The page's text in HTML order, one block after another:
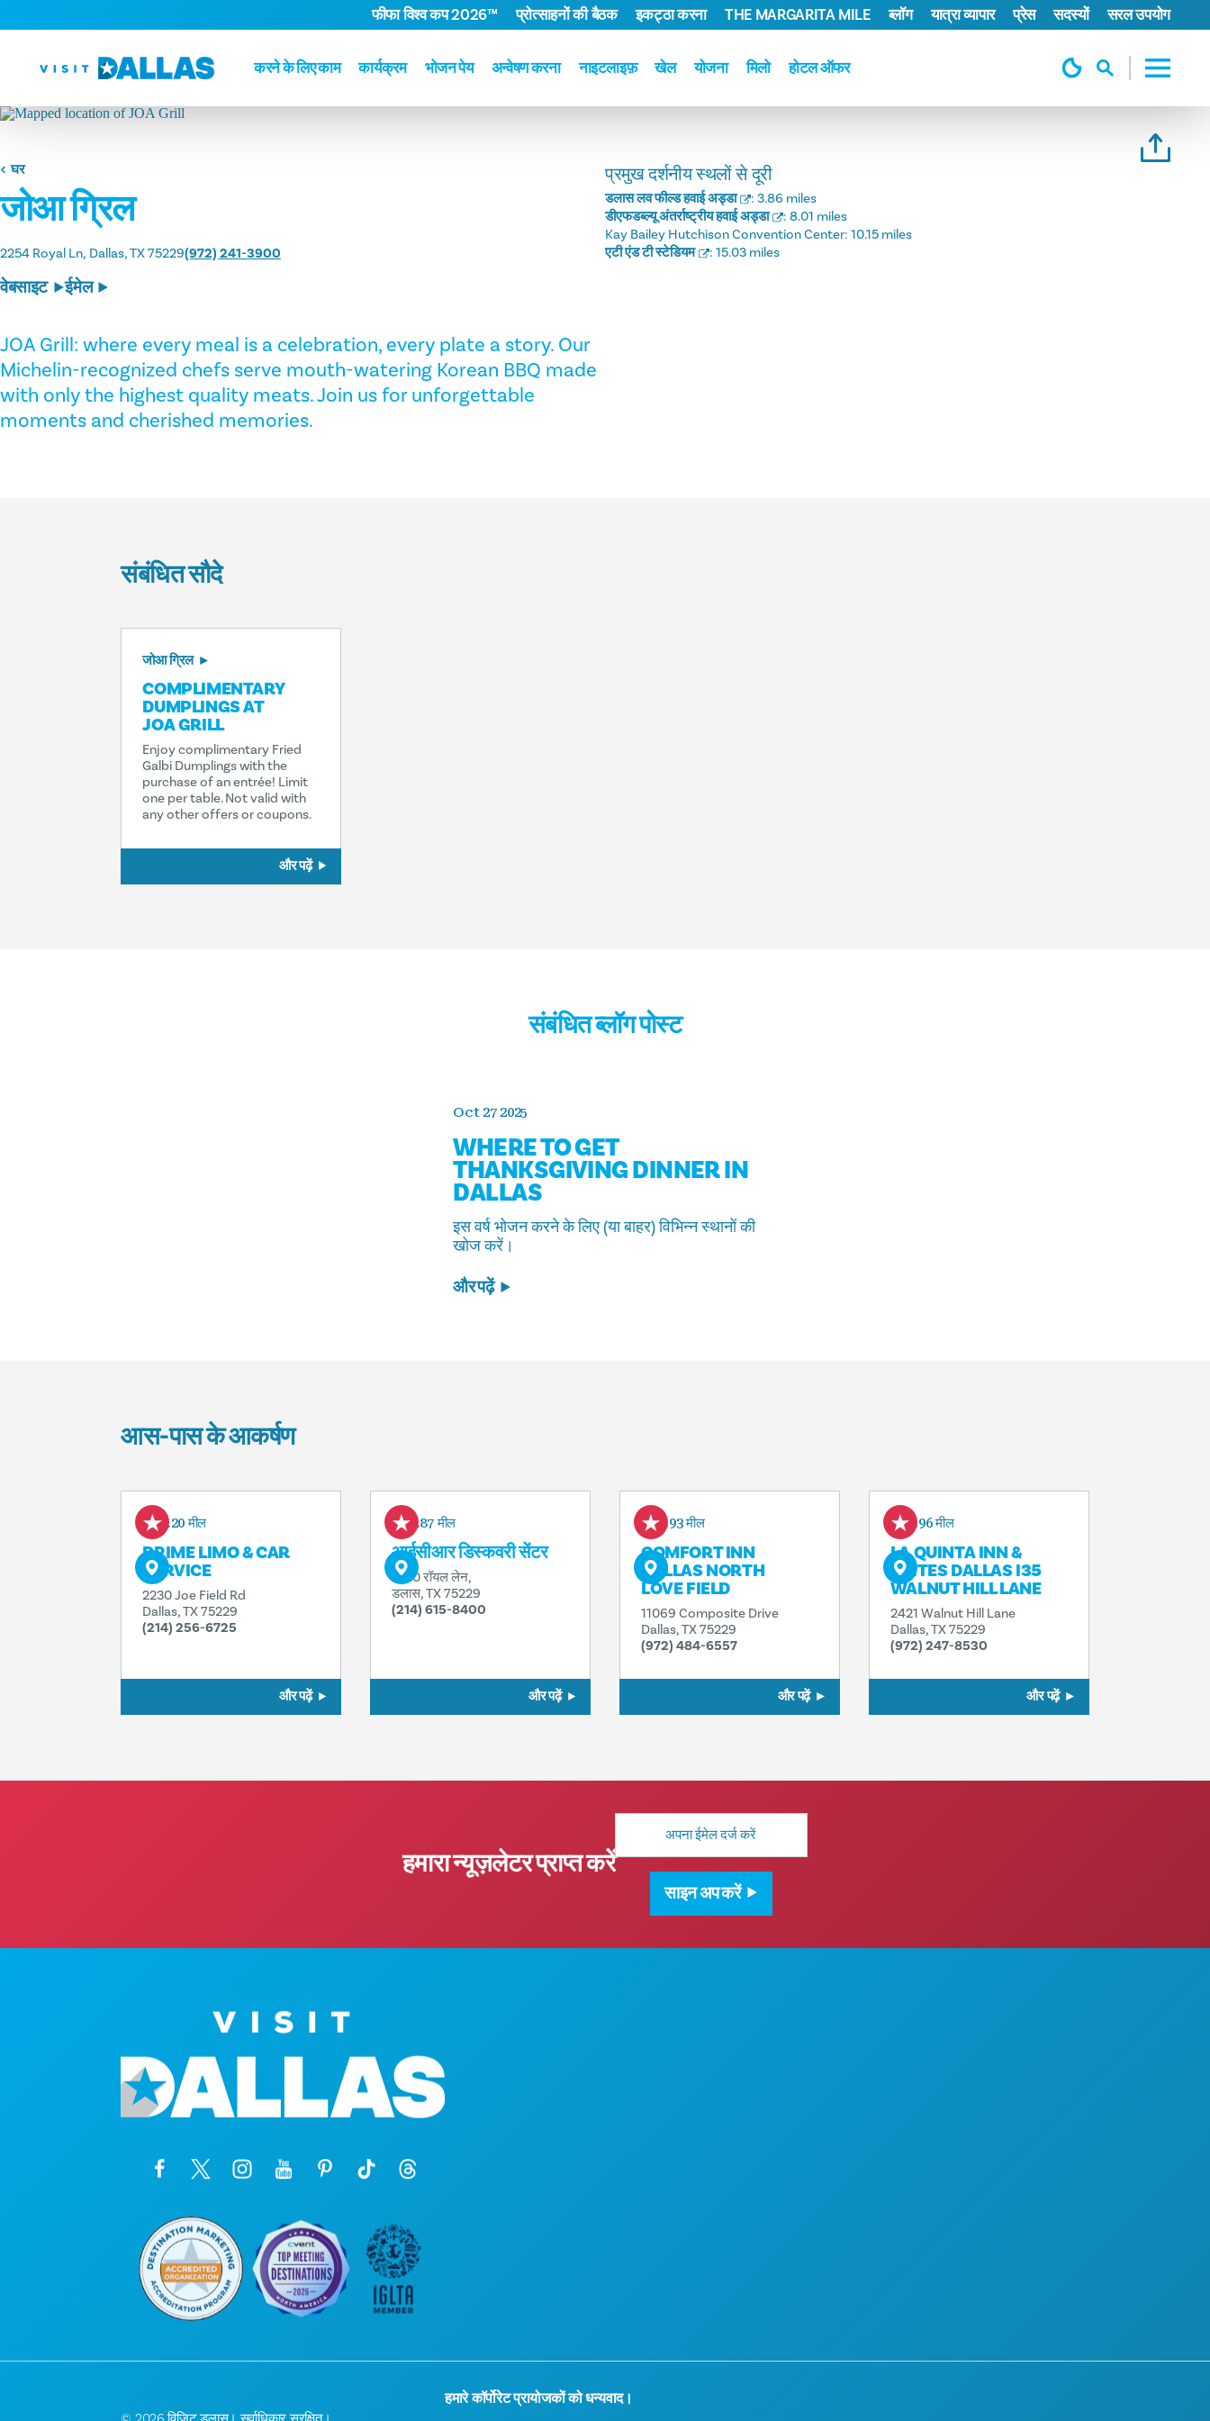
सामग्री पर जाएं
करने के लिए काम कार्यक्रम भोजन पेय अन्वेषण करना नाइटलाइफ़ खेल योजना मिलो होटल ऑफर
फीफा विश्व कप 2026™ प्रोत्साहनों की बैठक इकट्ठा करना THE MARGARITA MILE ब्लॉग यात्रा व्यापार प्रेस सदस्यों सरल उपयोग
घर
जोआ ग्रिल
2254 Royal Ln Dallas, TX 75229(972) 241-3900
वेबसाइट ईमेल
JOA Grill: where every meal is a celebration, every plate a story. Our
Michelin-recognized chefs serve mouth-watering Korean BBQ made
with only the highest quality meats. Join us for unforgettable
moments and cherished memories.
प्रमुख दर्शनीय स्थलों से दूरी
डलास लव फील्ड हवाई अड्डा : 3.86 miles
डीएफडब्ल्यू अंतर्राष्ट्रीय हवाई अड्डा
: 8.01 miles
Kay Bailey Hutchison Convention Center: 10.15 miles
एटी एंड टी स्टेडियम
: 15.03 miles
संबंधित सौदे
जोआ ग्रिल
COMPLIMENTARY
DUMPLINGS AT
JOA GRILL
Enjoy complimentary Fried
Galbi Dumplings with the
purchase of an entrée! Limit
one per table. Not valid with
any other offers or coupons.
और पढ़ें
संबंधित ब्लॉग पोस्ट
Oct 27 2025
WHERE TO GET
THANKSGIVING DINNER IN
DALLAS
इस वर्ष भोजन करने के लिए (या बाहर) विभिन्न स्थानों की
खोज करें।
और पढ़ें
आस-पास के आकर्षण
0.20 मील
PRIME LIMO & CAR
SERVICE
2230 Joe Field Rd
Dallas, TX 75229
(214) 256-6725
और पढ़ें
0.87 मील
आईसीआर डिस्कवरी सेंटर
1830 रॉयल लेन,
डलास, TX 75229
(214) 615-8400
और पढ़ें
0.93 मील
COMFORT INN
DALLAS NORTH
LOVE FIELD
11069 Composite Drive
Dallas, TX 75229
(972) 484-6557
और पढ़ें
0.96 मील
LA QUINTA INN &
SUITES DALLAS I35
WALNUT HILL LANE
2421 Walnut Hill Lane
Dallas, TX 75229
(972) 247-8530
और पढ़ें
हमारा न्यूज़लेटर प्राप्त करें
मेल
साइन अप करें
हमारे कॉर्पोरेट प्रायोजकों को धन्यवाद।